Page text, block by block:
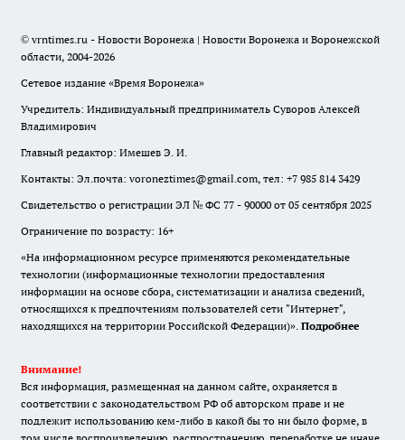
© vrntimes.ru - Новости Воронежа | Новости Воронежа и Воронежской
области, 2004-2026
Сетевое издание «Время Воронежа»
Учредитель: Индивидуальный предприниматель Суворов Алексей
Владимирович
Главный редактор: Имешев Э. И.
Контакты: Эл.почта: voroneztimes@gmail.com, тел: +7 985 814 3429
Свидетельство о регистрации ЭЛ № ФС 77 - 90000 от 05 сентября 2025
Ограничение по возрасту: 16+
«На информационном ресурсе применяются рекомендательные
технологии (информационные технологии предоставления
информации на основе сбора, систематизации и анализа сведений,
относящихся к предпочтениям пользователей сети "Интернет",
находящихся на территории Российской Федерации)». Подробнее
Внимание!
Вся информация, размещенная на данном сайте, охраняется в
соответствии с законодательством РФ об авторском праве и не
подлежит использованию кем-либо в какой бы то ни было форме, в